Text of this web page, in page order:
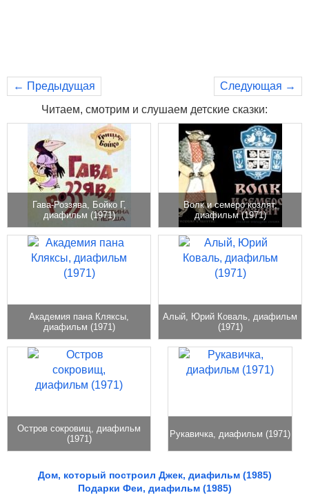
← Предыдущая Следующая →
Читаем, смотрим и слушаем детские сказки:
Гава-Роззява, Бойко Г,
диафильм (1971)
Волк и семеро козлят,
диафильм (1971)
Академия пана Кляксы,
диафильм (1971)
Алый, Юрий Коваль, диафильм
(1971)
Остров сокровищ, диафильм
(1971)
Рукавичка, диафильм (1971)
Дом, который построил Джек, диафильм (1985)
Подарки Феи, диафильм (1985)